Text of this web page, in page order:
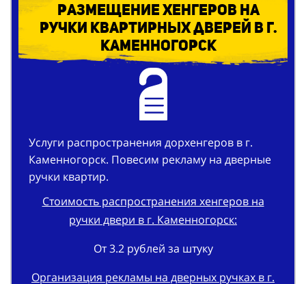
Размещение хенгеров на
ручки квартирных дверей в г.
Каменногорск
Услуги распространения дорхенгеров в г.
Каменногорск. Повесим рекламу на дверные
ручки квартир.
Стоимость распространения хенгеров на
ручки двери в г. Каменногорск:
От 3.2 рублей за штуку
Организация рекламы на дверных ручках в г.